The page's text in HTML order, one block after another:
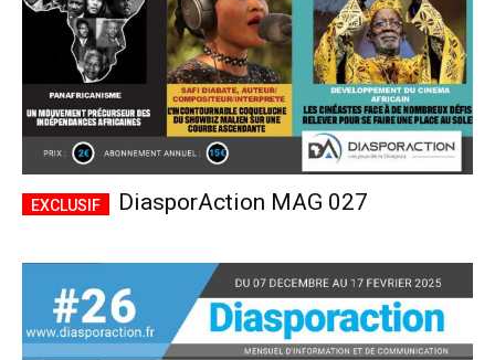
DiasporAction MAG 027